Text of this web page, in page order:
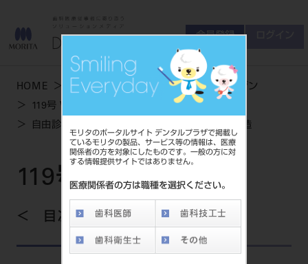
モリタのポータルサイト デンタルプラザで掲載し
ているモリタの製品、サービス等の情報は、医療
関係者の方を対象にしたものです。一般の方に対
する情報提供サイトではありません。
医療関係者の方は職種を選択ください。
会員登録
HOME 学術・お役立ち情報
デンタルマガジン
119号 WINTER
自由診療で取り組むコンポジットレジン支台築造
119号 WINTER
目次を見る
お問い合わせ
商品について
セミナーについて
友の会について
ご開業について
会員登録 ログイン
MORITA With
製品情報
製品情報トップ